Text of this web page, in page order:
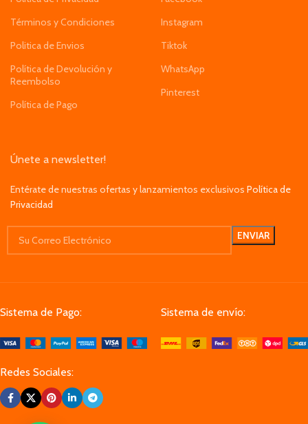
Términos y Condiciones
Politica de Envios
Política de Devolución y
Reembolso
Política de Pago
Instagram
Tiktok
WhatsApp
Pinterest
Únete a newsletter!
Entérate de nuestras ofertas y lanzamientos exclusivos Política de
Privacidad
Sistema de Pago: Sistema de envío:
Redes Sociales: